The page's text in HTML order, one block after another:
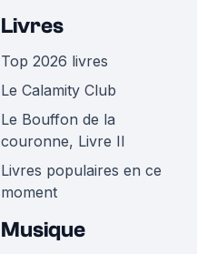
Livres
Top 2026 livres
Le Calamity Club
Le Bouffon de la
couronne, Livre II
Livres populaires en ce
moment
Musique